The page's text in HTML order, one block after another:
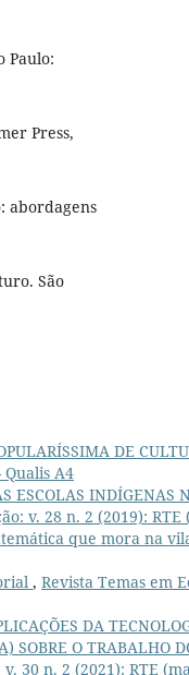
Paulo:
Press,
abordagens
São
DE
Qualis A4
ESCOLAS INDÍGENAS
v. 28 n. 2 (2019): RTE
que mora na
, Revista Temas em
DA
SOBRE O TRABALHO
30 n. 2 (2021): RTE